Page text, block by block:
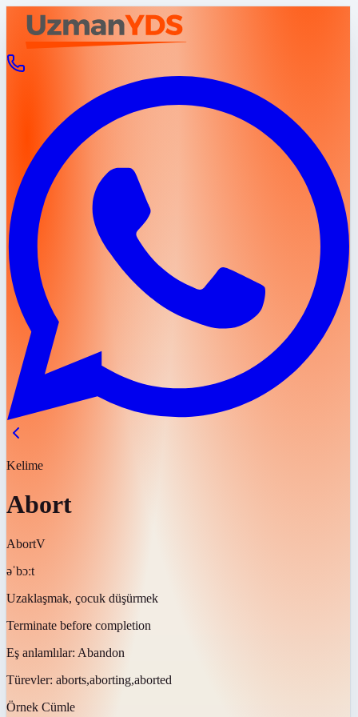
Kelime
Abort
AbortV
əˈbɔːt
Uzaklaşmak, çocuk düşürmek
Terminate before completion
Eş anlamlılar: Abandon
Türevler: aborts,aborting,aborted
Örnek Cümle